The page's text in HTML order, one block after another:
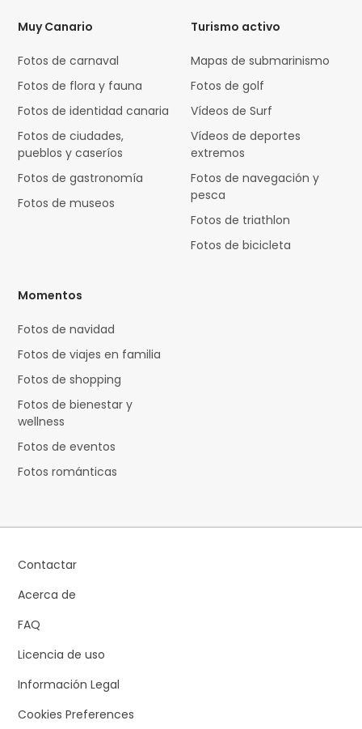
Muy Canario
Fotos de carnaval
Fotos de flora y fauna
Fotos de identidad canaria
Fotos de ciudades,
pueblos y caseríos
Fotos de gastronomía
Fotos de museos
Turismo activo
Mapas de submarinismo
Fotos de golf
Vídeos de Surf
Vídeos de deportes
extremos
Fotos de navegación y
pesca
Fotos de triathlon
Fotos de bicicleta
Momentos
Fotos de navidad
Fotos de viajes en familia
Fotos de shopping
Fotos de bienestar y
wellness
Fotos de eventos
Fotos románticas
Contactar
Acerca de
FAQ
Licencia de uso
Información Legal
Cookies Preferences